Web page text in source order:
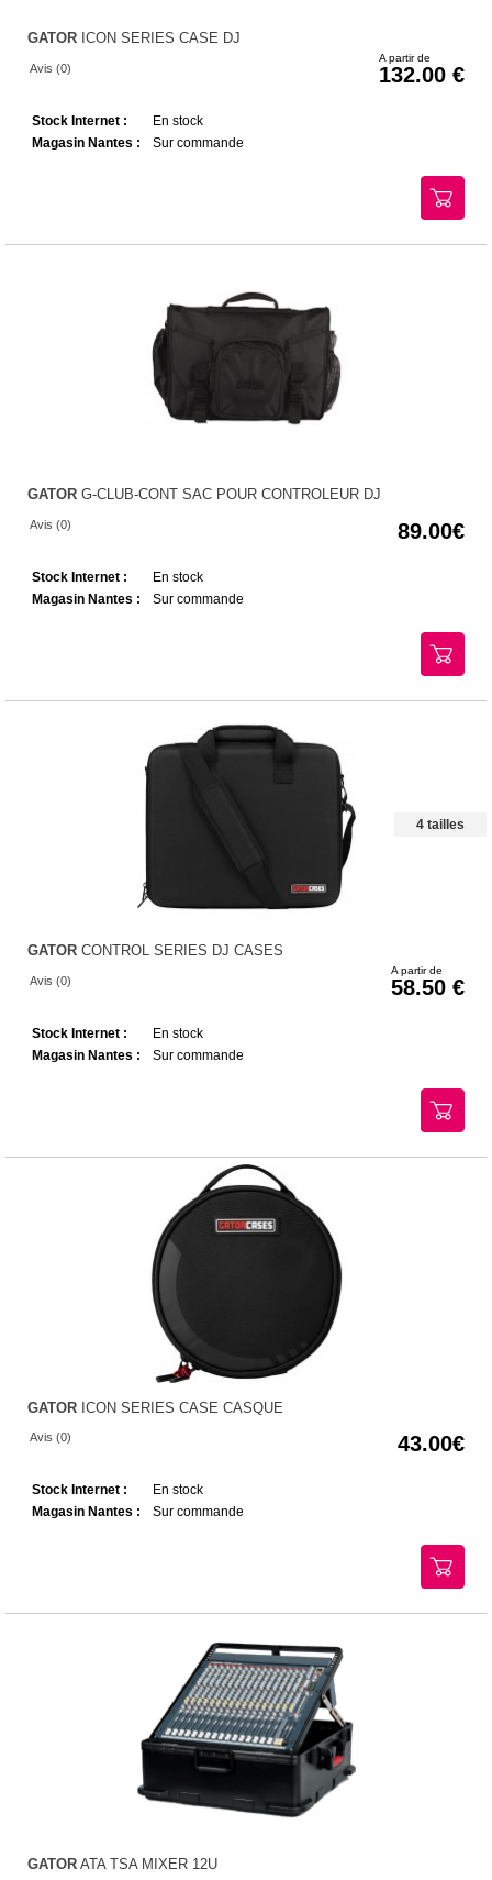
GATOR ICON SERIES CASE DJ
Avis (0)
A partir de
132.00
Stock Internet :
En stock
Magasin Nantes :
Sur commande
GATOR G-CLUB-CONT SAC POUR CONTROLEUR DJ
Avis (0) 89.00
Stock Internet :
En stock
Magasin Nantes :
Sur commande
4 tailles
GATOR CONTROL SERIES DJ CASES
Avis (0)
A partir de
58.50
Stock Internet :
En stock
Magasin Nantes :
Sur commande
GATOR ICON SERIES CASE CASQUE
Avis (0) 43.00
Stock Internet :
En stock
Magasin Nantes :
Sur commande
GATOR ATA TSA MIXER 12U